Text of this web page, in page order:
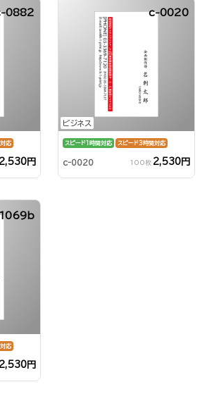
0882
応
2,530円
ビジネス
c-0020
スピード1時間対応 スピード3時間対応
c-0020 100枚 2,530円
応
2,530円